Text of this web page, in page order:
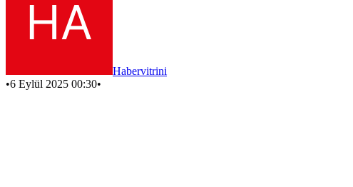
Habervitrini
•6 Eylül 2025 00:30•